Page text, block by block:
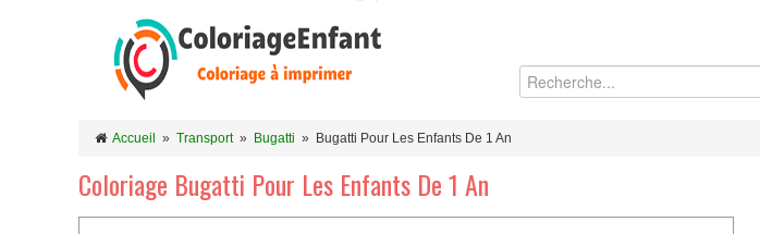
Accueil » Transport» Bugatti » Bugatti Pour Les Enfants De 1 An
Coloriage Bugatti Pour Les Enfants De 1 An